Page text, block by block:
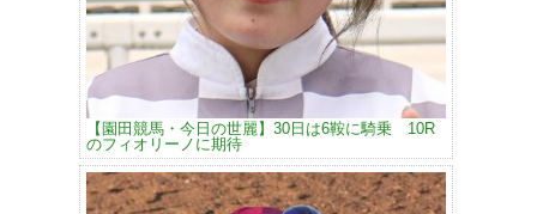
【園田競馬・今日の世麗】30日は6鞍に騎乗 10R
のフィオリーノに期待